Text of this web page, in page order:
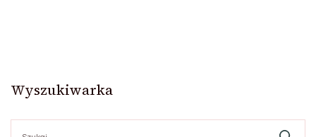
Wyszukiwarka